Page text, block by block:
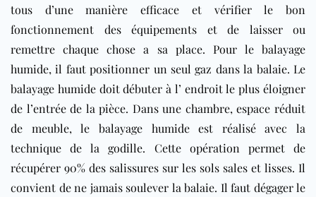
tous d’une manière efficace et vérifier le bon
fonctionnement des équipements et de laisser ou
remettre chaque chose a sa place. Pour le balayage
humide, il faut positionner un seul gaz dans la balaie. Le
balayage humide doit débuter à l’ endroit le plus éloigner
de l’entrée de la pièce. Dans une chambre, espace réduit
de meuble, le balayage humide est réalisé avec la
technique de la godille. Cette opération permet de
récupérer 90% des salissures sur les sols sales et lisses. Il
convient de ne jamais soulever la balaie. Il faut dégager le